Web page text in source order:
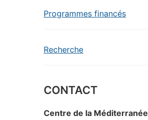
Programmes financés
Recherche
CONTACT
Centre de la Méditerranée